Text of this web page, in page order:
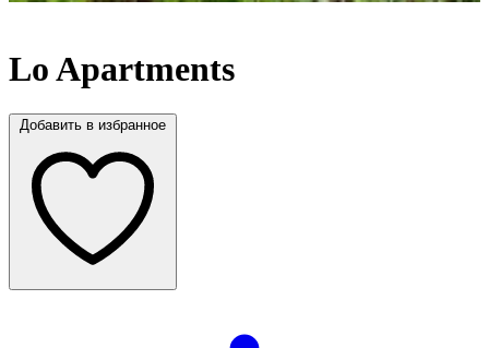
Lo Apartments
Добавить в избранное